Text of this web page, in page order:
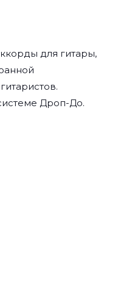
для гитары,
Дроп-До.